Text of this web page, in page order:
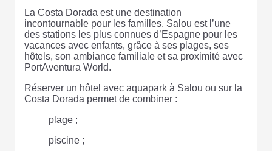
La Costa Dorada est une destination
incontournable pour les familles. Salou est l’une
des stations les plus connues d’Espagne pour les
vacances avec enfants, grâce à ses plages, ses
hôtels, son ambiance familiale et sa proximité avec
PortAventura World.
Réserver un hôtel avec aquapark à Salou ou sur la
Costa Dorada permet de combiner :
plage ;
piscine ;